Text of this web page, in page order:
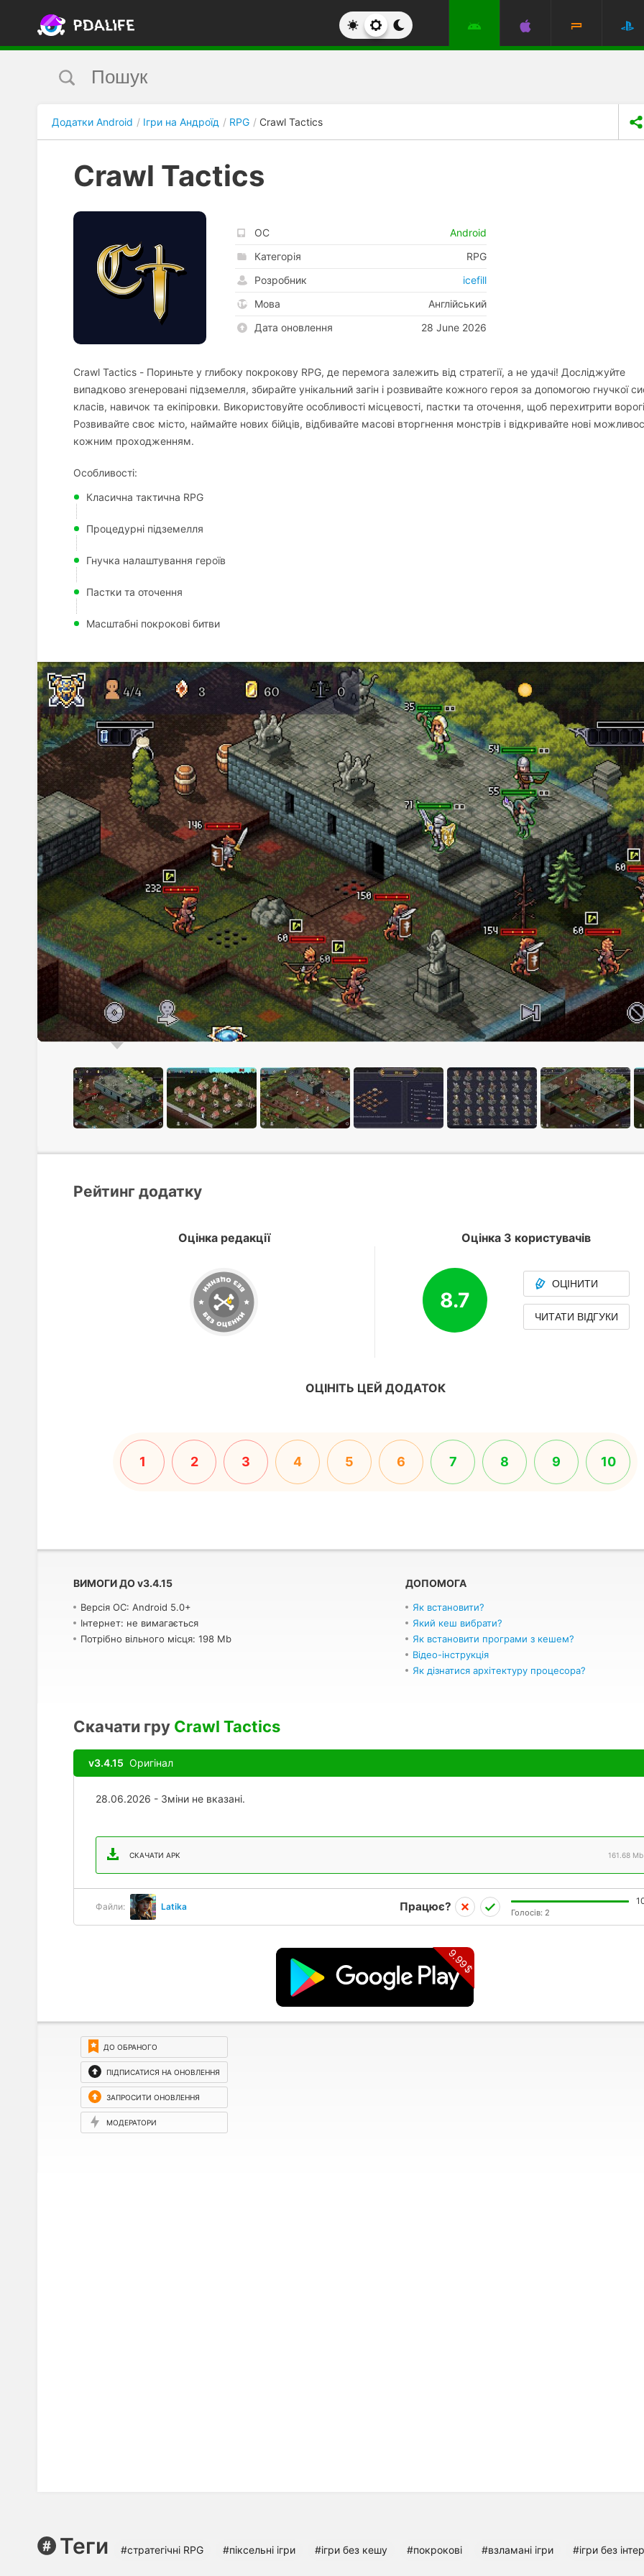
Додатки Android Ігри на Андроїд RPG Crawl Tactics
Crawl Tactics
ОС
Android
Категорія
RPG
Розробник
icefill
Мова
Англійський
Дата оновлення
28 June 2026
Crawl Tactics - Пориньте у глибоку покрокову RPG, де перемога залежить від стратегії, а не удачі! Досліджуйте
випадково згенеровані підземелля, збирайте унікальний загін і розвивайте кожного героя за допомогою гнучкої
класів, навичок та екіпіровки. Використовуйте особливості місцевості, пастки та оточення, щоб перехитрити
Розвивайте своє місто, наймайте нових бійців, відбивайте масові вторгнення монстрів і відкривайте нові
кожним проходженням.
Особливості:
Класична тактична RPG
Процедурні підземелля
Гнучка налаштування героїв
Пастки та оточення
Масштабні покрокові битви
Рейтинг додатку
Оцінка редакції Оцінка 3 користувачів
8.7
ОЦІНИТИ
ЧИТАТИ ВІДГУКИ
ОЦІНІТЬ ЦЕЙ ДОДАТОК
1 2 3 4 5 6 7 8 9 10
ВИМОГИ ДОv3.4.15
Версія ОС: Android 5.0+
Інтернет: не вимагається
Потрібно вільного місця: 198 Mb
ДОПОМОГА
Як встановити?
Який кеш вибрати?
Як встановити програми з кешем?
Відео-інструкція
Як дізнатися архітектуру процесора?
Скачати гру Crawl Tactics
v3.4.15 Оригінал
28.06.2026 - Зміни не вказані.
СКАЧАТИ APK 161.68 Mb
Файли: Latika Працює? Голосів: 2
9.99$
ДО ОБРАНОГО
ПІДПИСАТИСЯ НА ОНОВЛЕННЯ
ЗАПРОСИТИ ОНОВЛЕННЯ
МОДЕРАТОРИ
Теги #стратегічні RPG #піксельні ігри #ігри без кешу #покрокові #взламані ігри #ігри без